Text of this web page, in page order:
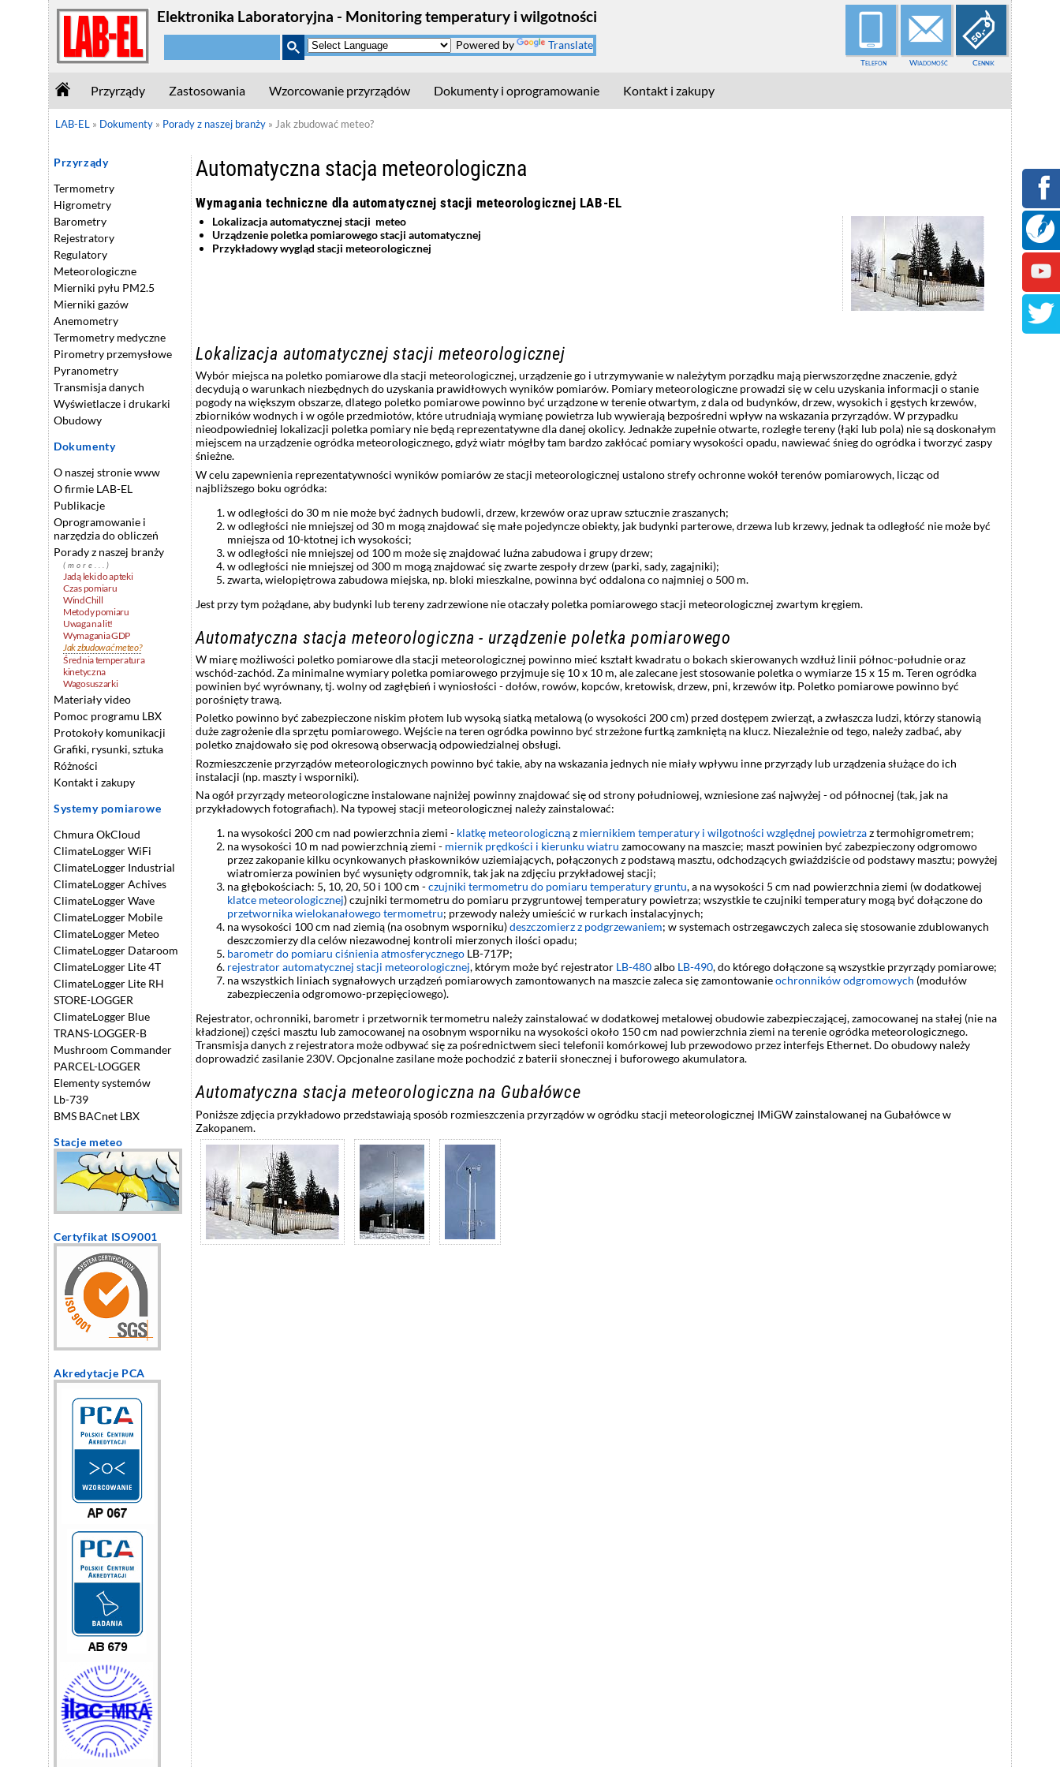
Elektronika Laboratoryjna - Monitoring temperatury i wilgotności
Powered by Translate
Telefon Wiadomość Cennik
Przyrządy Zastosowania Wzorcowanie przyrządów Dokumenty i oprogramowanie Kontakt i zakupy
LAB-EL » Dokumenty » Porady z naszej branży » Jak zbudować meteo?
Przyrządy
Termometry
Higrometry
Barometry
Rejestratory
Regulatory
Meteorologiczne
Mierniki pyłu PM2.5
Mierniki gazów
Anemometry
Termometry medyczne
Pirometry przemysłowe
Pyranometry
Transmisja danych
Wyświetlacze i drukarki
Obudowy
Dokumenty
O naszej stronie www
O firmie LAB-EL
Publikacje
Oprogramowanie i
narzędzia do obliczeń
Porady z naszej branży
(more...)
Jadą leki do apteki
Czas pomiaru
WindChill
Metody pomiaru
Uwaga na lit!
Wymagania GDP
Jak zbudować meteo?
Średnia temperatura
kinetyczna
Wagosuszarki
Materiały video
Pomoc programu LBX
Protokoły komunikacji
Grafiki, rysunki, sztuka
Różności
Kontakt i zakupy
Systemy pomiarowe
Chmura OkCloud
ClimateLogger WiFi
ClimateLogger Industrial
ClimateLogger Achives
ClimateLogger Wave
ClimateLogger Mobile
ClimateLogger Meteo
ClimateLogger Dataroom
ClimateLogger Lite 4T
ClimateLogger Lite RH
STORE-LOGGER
ClimateLogger Blue
TRANS-LOGGER-B
Mushroom Commander
PARCEL-LOGGER
Elementy systemów
Lb-739
BMS BACnet LBX
Stacje meteo
Certyfikat ISO9001
Akredytacje PCA
Automatyczna stacja meteorologiczna
Wymagania techniczne dla automatycznej stacji meteorologicznej LAB-EL
Lokalizacjaautomatycznej stacji meteo
Urządzenie poletka pomiarowego stacji automatycznej
Przykładowy wygląd stacji meteorologicznej
Lokalizacja automatycznej stacji meteorologicznej
Wybór miejsca na poletko pomiarowe dla stacji meteorologicznej, urządzenie go i utrzymywanie w należytym porządku mają pierwszorzędne znaczenie, gdyż
decydują o warunkach niezbędnych do uzyskania prawidłowych wyników pomiarów. Pomiary meteorologiczne prowadzi się w celu uzyskania informacji o stanie
pogody na większym obszarze, dlatego poletko pomiarowe powinno być urządzone w terenie otwartym, z dala od budynków, drzew, wysokich i gęstych krzewów,
zbiorników wodnych i w ogóle przedmiotów, które utrudniają wymianę powietrza lub wywierają bezpośredni wpływ na wskazania przyrządów. W przypadku
nieodpowiedniej lokalizacji poletka pomiary nie będą reprezentatywne dla danej okolicy. Jednakże zupełnie otwarte, rozległe tereny (łąki lub pola) nie są doskonałym
miejscem na urządzenie ogródka meteorologicznego, gdyż wiatr mógłby tam bardzo zakłócać pomiary wysokości opadu, nawiewać śnieg do ogródka i tworzyć zaspy
śnieżne.
W celu zapewnienia reprezentatywności wyników pomiarów ze stacji meteorologicznej ustalono strefy ochronne wokół terenów pomiarowych, licząc od
najbliższego boku ogródka:
w odległości do 30 m nie może być żadnych budowli, drzew, krzewów oraz upraw sztucznie zraszanych;
w odległości nie mniejszej od 30 m mogą znajdować się małe pojedyncze obiekty, jak budynki parterowe, drzewa lub krzewy, jednak ta odległość nie może być
mniejsza od 10-ktotnej ich wysokości;
w odległości nie mniejszej od 100 m może się znajdować luźna zabudowa i grupy drzew;
w odległości nie mniejszej od 300 m mogą znajdować się zwarte zespoły drzew (parki, sady, zagajniki);
zwarta, wielopiętrowa zabudowa miejska, np. bloki mieszkalne, powinna być oddalona co najmniej o 500 m.
Jest przy tym pożądane, aby budynki lub tereny zadrzewione nie otaczały poletka pomiarowego stacji meteorologicznej zwartym kręgiem.
Automatyczna stacja meteorologiczna - urządzenie poletka pomiarowego
W miarę możliwości poletko pomiarowe dla stacji meteorologicznej powinno mieć kształt kwadratu o bokach skierowanych wzdłuż linii północ-południe oraz
wschód-zachód. Za minimalne wymiary poletka pomiarowego przyjmuje się 10 x 10 m, ale zalecane jest stosowanie poletka o wymiarze 15 x 15 m. Teren ogródka
powinien być wyrównany, tj. wolny od zagłębień i wyniosłości - dołów, rowów, kopców, kretowisk, drzew, pni, krzewów itp. Poletko pomiarowe powinno być
porośnięty trawą.
Poletko powinno być zabezpieczone niskim płotem lub wysoką siatką metalową (o wysokości 200 cm) przed dostępem zwierząt, a zwłaszcza ludzi, którzy stanowią
duże zagrożenie dla sprzętu pomiarowego. Wejście na teren ogródka powinno być strzeżone furtką zamkniętą na klucz. Niezależnie od tego, należy zadbać, aby
poletko znajdowało się pod okresową obserwacją odpowiedzialnej obsługi.
Rozmieszczenie przyrządów meteorologicznych powinno być takie, aby na wskazania jednych nie miały wpływu inne przyrządy lub urządzenia służące do ich
instalacji (np. maszty i wsporniki).
Na ogół przyrządy meteorologiczne instalowane najniżej powinny znajdować się od strony południowej, wzniesione zaś najwyżej - od północnej (tak, jak na
przykładowych fotografiach). Na typowej stacji meteorologicznej należy zainstalować:
na wysokości 200 cm nad powierzchnia ziemi - klatkę meteorologicznąz miernikiem temperatury i wilgotności względnej powietrzaz termohigrometrem;
na wysokości 10 m nad powierzchnią ziemi - miernik prędkości i kierunku wiatru zamocowany na maszcie; maszt powinien być zabezpieczony odgromowo
przez zakopanie kilku ocynkowanych płaskowników uziemiających, połączonych z podstawą masztu, odchodzących gwiaździście od podstawy masztu; powyżej
wiatromierza powinien być wysunięty odgromnik, tak jak na zdjęciu przykładowej stacji;
na głębokościach: 5, 10, 20, 50 i 100 cm -czujniki termometru do pomiaru temperatury gruntu, a na wysokości 5 cm nad powierzchnia ziemi (w dodatkowej
klatce meteorologicznej) czujniki termometru do pomiaru przygruntowej temperatury powietrza; wszystkie te czujniki temperatury mogą być dołączone do
przetwornikawielokanałowego termometru; przewody należy umieścić w rurkach instalacyjnych;
na wysokości 100 cm nad ziemią (na osobnym wsporniku)deszczomierz z podgrzewaniem; w systemach ostrzegawczych zaleca się stosowanie zdublowanych
deszczomierzy dla celów niezawodnej kontroli mierzonych ilości opadu;
barometr do pomiaru ciśnienia atmosferycznego LB-717P;
rejestrator automatycznej stacji meteorologicznej, którym może być rejestrator LB-480albo LB-490, do którego dołączone są wszystkie przyrządy pomiarowe;
na wszystkich liniach sygnałowych urządzeń pomiarowych zamontowanych na maszcie zaleca się zamontowanieochronników odgromowych (modułów
zabezpieczenia odgromowo-przepięciowego).
Rejestrator, ochronniki, barometr i przetwornik termometru należy zainstalować w dodatkowej metalowej obudowie zabezpieczającej, zamocowanej na stałej (nie na
kładzionej) części masztu lub zamocowanej na osobnym wsporniku na wysokości około 150 cm nad powierzchnia ziemi na terenie ogródka meteorologicznego.
Transmisja danych z rejestratora może odbywać się za pośrednictwem sieci telefonii komórkowej lub przewodowo przez interfejs Ethernet. Do obudowy należy
doprowadzić zasilanie 230V. Opcjonalne zasilane może pochodzić z baterii słonecznej i buforowego akumulatora.
Automatyczna stacja meteorologiczna na Gubałówce
Poniższe zdjęcia przykładowo przedstawiają sposób rozmieszczenia przyrządów w ogródku stacji meteorologicznej IMiGW zainstalowanej na Gubałówce w
Zakopanem.